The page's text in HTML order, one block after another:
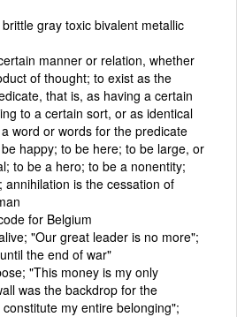
gray toxic bivalent metallic
manner or relation, whether
of thought; to exist as the
that is, as having a certain
to a certain sort, or as identical
word or words for the predicate
happy; to be here; to be large, or
to be a hero; to be a nonentity;
is the cessation of
for Belgium
"Our great leader is no more";
the end of war"
"This money is my only
was the backdrop for the
my entire belonging";